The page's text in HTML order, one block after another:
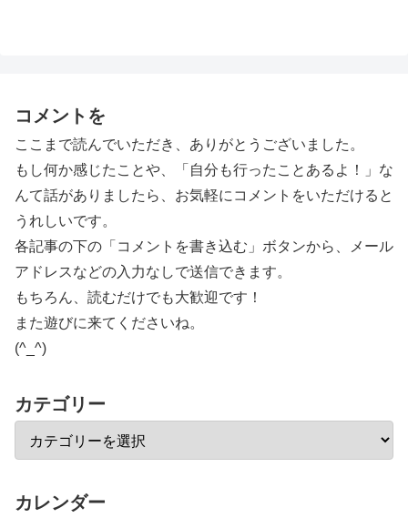
コメントを
ここまで読んでいただき、ありがとうございました。
もし何か感じたことや、「自分も行ったことあるよ！」な
んて話がありましたら、お気軽にコメントをいただけると
うれしいです。
各記事の下の「コメントを書き込む」ボタンから、メール
アドレスなどの入力なしで送信できます。
もちろん、読むだけでも大歓迎です！
また遊びに来てくださいね。
(^_^)
カテゴリー
カレンダー